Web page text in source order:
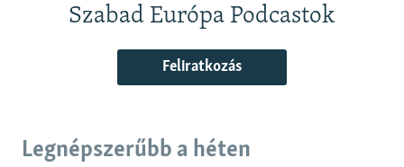
Szabad Európa Podcastok
Feliratkozás
Legnépszerűbb a héten